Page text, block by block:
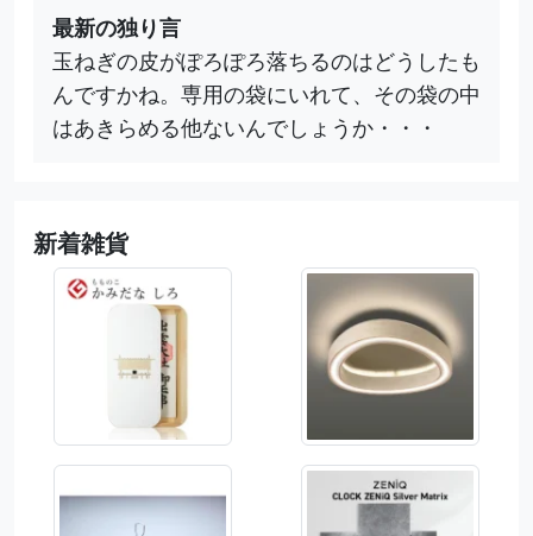
最新の独り言
玉ねぎの皮がぽろぽろ落ちるのはどうしたも
んですかね。専用の袋にいれて、その袋の中
はあきらめる他ないんでしょうか・・・
新着雑貨